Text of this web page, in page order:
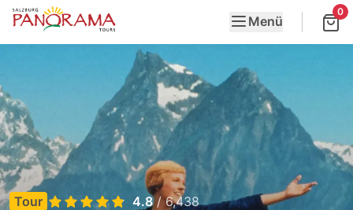
Menü
0
Tour 4.8/ 6,438